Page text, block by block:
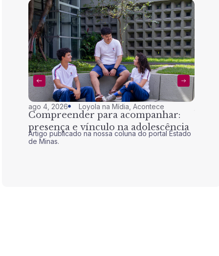
ago 4, 2026 Loyola na Mídia ,Acontece
Compreender para acompanhar:
presença e vínculo na adolescência
Artigo publicado na nossa coluna do portal Estado
de Minas.